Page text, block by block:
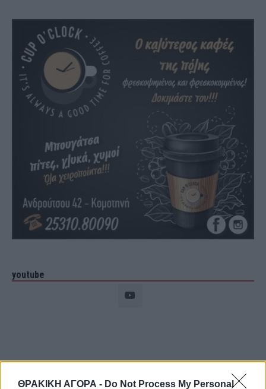
ΘΡΑΚΙΚΗ ΑΓΟΡΑ - Do Not Process My Personal
youtube